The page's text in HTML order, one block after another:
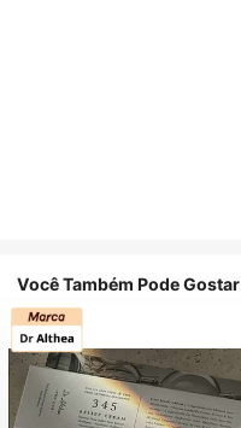
Você Também Pode Gostar